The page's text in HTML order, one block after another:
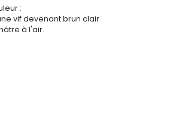
:
vif devenant brun clair
à l'air.